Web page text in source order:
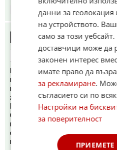
15.05.2026
падналия ангел
Когато организираш
в МОЛ, който се намира между
какво ще се случи. Явно на
живота на хората а го
Гледал съм видео с удар на
близост до детска площадка в
пространство. Видеото си
след удара последваха
като за Нова година! Иначе
данни за геолокация
на устройството.
само за този
доставчици може да
законен интерес
имате право да
за рекламиране.
съгласието си по
Настройки на
за поверителност